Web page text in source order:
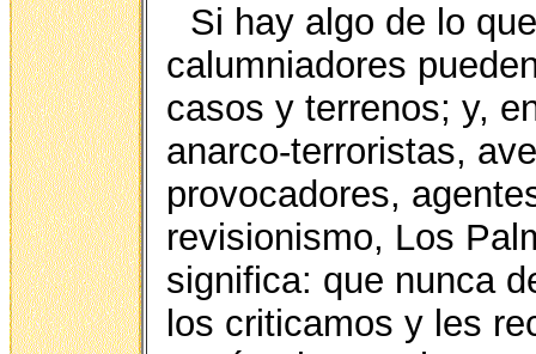
Si hay algo de lo
calumniadores
casos y terrenos; y,
anarco-terroristas,
provocadores,
revisionismo, Los
significa: que nunca
los criticamos y les